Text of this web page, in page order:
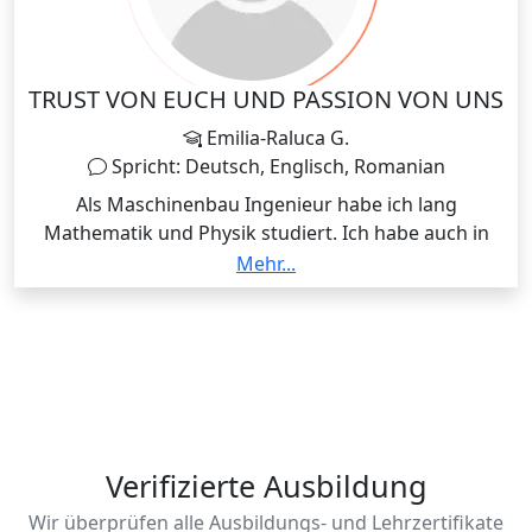
umzugehen und den Nachhilfenterricht somit
ansprechend und abwechslungsreich zu gestalten. In
unseren Nachhilfestunden richte ich mich aber
vollkommen nach dir und deinen Wünschen und
TRUST VON EUCH UND PASSION VON UNS
Emilia-Raluca G.
Spricht: Deutsch, Englisch, Romanian
Als Maschinenbau Ingenieur habe ich lang
Mathematik und Physik studiert. Ich habe auch in
einem Gymnasium als Informatik Lehrer gearbeitet
und seit 6 Jahren unterrichte ich Schüler mit dem
Mehr...
Verifizierte Ausbildung
Wir überprüfen alle Ausbildungs- und Lehrzertifikate